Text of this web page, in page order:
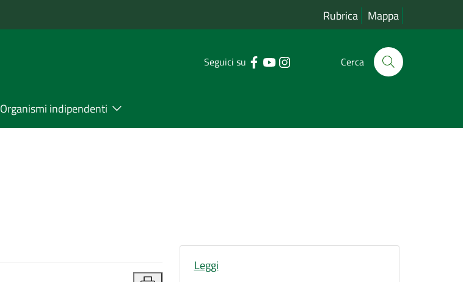
Rubrica Mappa
Seguici su Cerca
Organismi indipendenti
Leggi